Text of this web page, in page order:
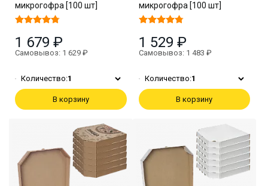
микрогофра [100 шт]
1 679 ₽
Самовывоз: 1 629 ₽
Количество:1
В корзину
микрогофра [100 шт]
1 529 ₽
Самовывоз: 1 483 ₽
Количество:1
В корзину